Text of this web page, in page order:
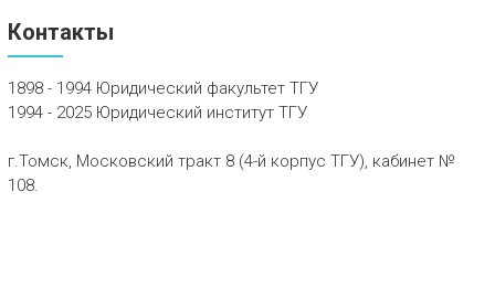
Контакты
1898 - 1994 Юридический факультет ТГУ
1994 - 2025 Юридический институт ТГУ
г.Томск, Московский тракт 8 (4-й корпус ТГУ), кабинет №
108.